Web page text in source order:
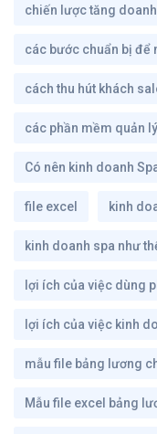
chiến lược tăng
các bước chuẩn bị để
cách thu hút khách
các phần mềm quản
Có nên kinh doanh
file excel kinh
kinh doanh spa như
lợi ích của việc dùng
lợi ích của việc kinh
mẫu file bảng lương
Mẫu file excel bảng